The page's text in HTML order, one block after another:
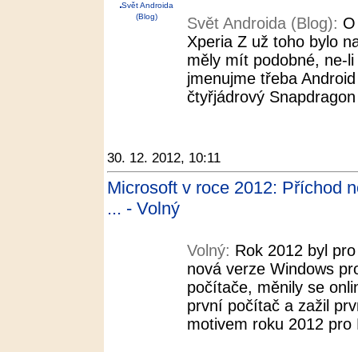
Svět Androida
(Blog)
Svět Androida (Blog):
Xperia Z už toho bylo
měly mít podobné, ne-
jmenujme třeba
čtyřjádrový
30. 12. 2012, 10:11
Microsoft v roce 2012: Příchod
... - Volný
Volný: Rok 2012 byl
nová verze Windows
počítače, měnily se
první počítač a zažil
motivem roku 2012